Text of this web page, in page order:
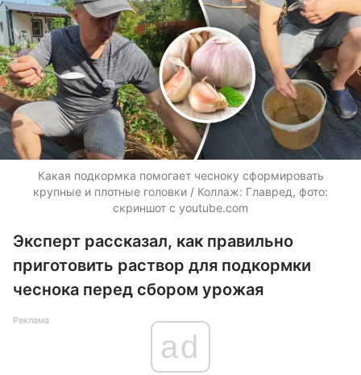
Какая подкормка помогает чесноку сформировать
крупные и плотные головки / Коллаж: Главред, фото:
скриншот с youtube.com
Эксперт рассказал, как правильно
приготовить раствор для подкормки
чеснока перед сбором урожая
Реклама
ad